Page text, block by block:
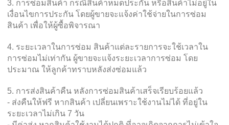
3. การซ่อมสินค้า กรณีสินค้าหมดประกัน หรือสินค้าไม่อยู่ใน
เงื่อนไขการประกัน โดยผู้ขายจะแจ้งค่าใช้จ่ายในการซ่อม
สินค้า เพื่อให้ผู้ซื้อพิจารณา
4. ระยะเวลาในการซ่อม สินค้าแต่ละรายการจะใช้เวลาใน
การซ่อมไม่เท่ากัน ผู้ขายจะแจ้งระยะเวลาการซ่อม โดย
ประมาณ ให้ลูกค้าทราบหลังส่งซ่อมแล้ว
5. การส่งสินค้าคืน หลังการซ่อมสินค้าเสร็จเรียบร้อยแล้ว
- ส่งคืนให้ฟรี หากสินค้า เปลี่ยนเพราะใช้งานไม่ได้ ที่อยู่ใน
ระยะเวลาไม่เกิน 7 วัน